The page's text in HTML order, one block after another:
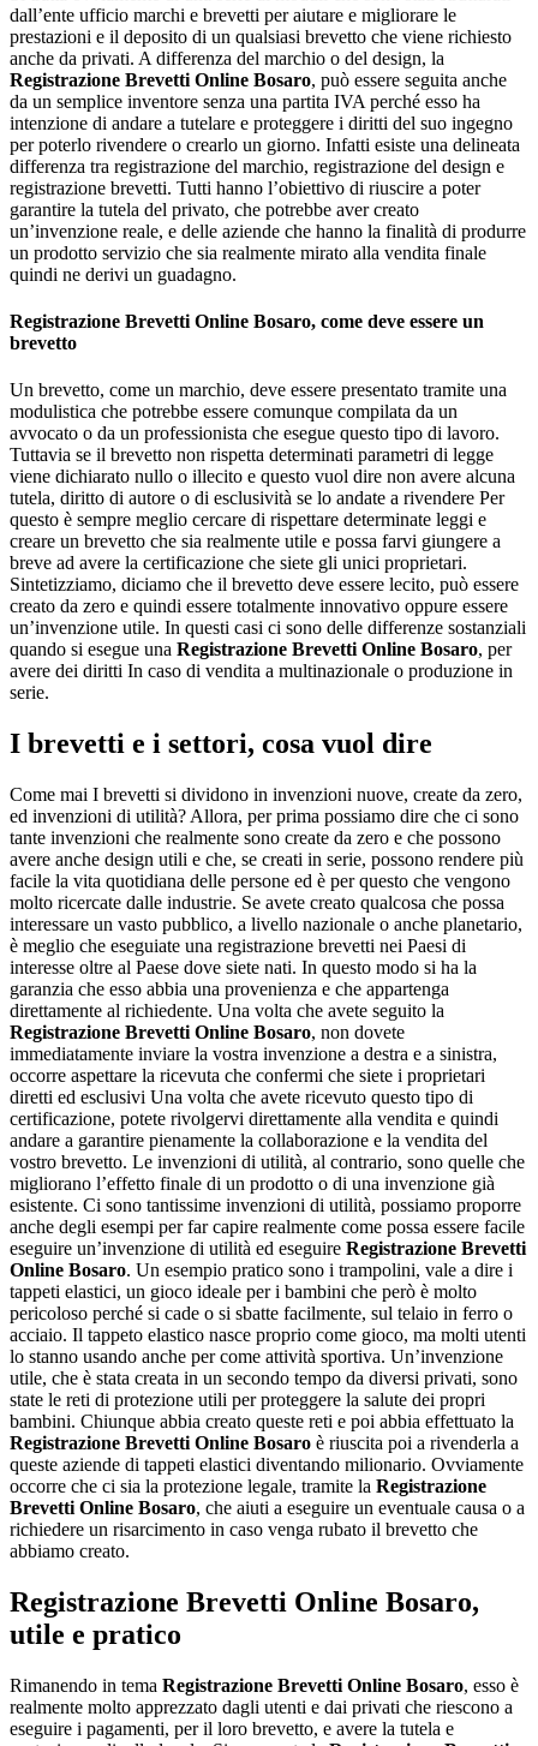
dall’ente ufficio marchi e brevetti per aiutare e migliorare le
prestazioni e il deposito di un qualsiasi brevetto che viene richiesto
anche da privati. A differenza del marchio o del design, la
Registrazione Brevetti Online Bosaro, può essere seguita anche
da un semplice inventore senza una partita IVA perché esso ha
intenzione di andare a tutelare e proteggere i diritti del suo ingegno
per poterlo rivendere o crearlo un giorno. Infatti esiste una delineata
differenza tra registrazione del marchio, registrazione del design e
registrazione brevetti. Tutti hanno l’obiettivo di riuscire a poter
garantire la tutela del privato, che potrebbe aver creato
un’invenzione reale, e delle aziende che hanno la finalità di produrre
un prodotto servizio che sia realmente mirato alla vendita finale
quindi ne derivi un guadagno.
Registrazione Brevetti Online Bosaro, come deve essere un
brevetto
Un brevetto, come un marchio, deve essere presentato tramite una
modulistica che potrebbe essere comunque compilata da un
avvocato o da un professionista che esegue questo tipo di lavoro.
Tuttavia se il brevetto non rispetta determinati parametri di legge
viene dichiarato nullo o illecito e questo vuol dire non avere alcuna
tutela, diritto di autore o di esclusività se lo andate a rivendere Per
questo è sempre meglio cercare di rispettare determinate leggi e
creare un brevetto che sia realmente utile e possa farvi giungere a
breve ad avere la certificazione che siete gli unici proprietari.
Sintetizziamo, diciamo che il brevetto deve essere lecito, può essere
creato da zero e quindi essere totalmente innovativo oppure essere
un’invenzione utile. In questi casi ci sono delle differenze sostanziali
quando si esegue una Registrazione Brevetti Online Bosaro, per
avere dei diritti In caso di vendita a multinazionale o produzione in
serie.
I brevetti e i settori, cosa vuol dire
Come mai I brevetti si dividono in invenzioni nuove, create da zero,
ed invenzioni di utilità? Allora, per prima possiamo dire che ci sono
tante invenzioni che realmente sono create da zero e che possono
avere anche design utili e che, se creati in serie, possono rendere più
facile la vita quotidiana delle persone ed è per questo che vengono
molto ricercate dalle industrie. Se avete creato qualcosa che possa
interessare un vasto pubblico, a livello nazionale o anche planetario,
è meglio che eseguiate una registrazione brevetti nei Paesi di
interesse oltre al Paese dove siete nati. In questo modo si ha la
garanzia che esso abbia una provenienza e che appartenga
direttamente al richiedente. Una volta che avete seguito la
Registrazione Brevetti Online Bosaro, non dovete
immediatamente inviare la vostra invenzione a destra e a sinistra,
occorre aspettare la ricevuta che confermi che siete i proprietari
diretti ed esclusivi Una volta che avete ricevuto questo tipo di
certificazione, potete rivolgervi direttamente alla vendita e quindi
andare a garantire pienamente la collaborazione e la vendita del
vostro brevetto. Le invenzioni di utilità, al contrario, sono quelle che
migliorano l’effetto finale di un prodotto o di una invenzione già
esistente. Ci sono tantissime invenzioni di utilità, possiamo proporre
anche degli esempi per far capire realmente come possa essere facile
eseguire un’invenzione di utilità ed eseguire Registrazione Brevetti
Online Bosaro. Un esempio pratico sono i trampolini, vale a dire i
tappeti elastici, un gioco ideale per i bambini che però è molto
pericoloso perché si cade o si sbatte facilmente, sul telaio in ferro o
acciaio. Il tappeto elastico nasce proprio come gioco, ma molti utenti
lo stanno usando anche per come attività sportiva. Un’invenzione
utile, che è stata creata in un secondo tempo da diversi privati, sono
state le reti di protezione utili per proteggere la salute dei propri
bambini. Chiunque abbia creato queste reti e poi abbia effettuato la
Registrazione Brevetti Online Bosaro è riuscita poi a rivenderla a
queste aziende di tappeti elastici diventando milionario. Ovviamente
occorre che ci sia la protezione legale, tramite la Registrazione
Brevetti Online Bosaro, che aiuti a eseguire un eventuale causa o a
richiedere un risarcimento in caso venga rubato il brevetto che
abbiamo creato.
Registrazione Brevetti Online Bosaro,
utile e pratico
Rimanendo in tema Registrazione Brevetti Online Bosaro, esso è
realmente molto apprezzato dagli utenti e dai privati che riescono a
eseguire i pagamenti, per il loro brevetto, e avere la tutela e